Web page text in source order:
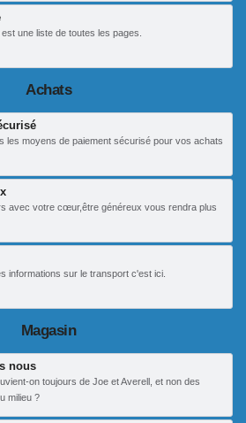
une liste de toutes les pages.
Achats
les moyens de paiement sécurisé pour vos achats
avec votre cœur,être généreux vous rendra plus
informations sur le transport c'est ici.
Magasin
nous
on toujours de Joe et Averell, et non des
milieu ?